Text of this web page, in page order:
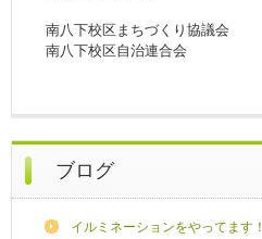
南八下校区まちづくり協議会
南八下校区自治連合会
ブログ
イルミネーションをやってます！